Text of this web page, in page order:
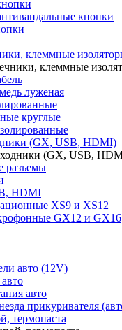
кнопки
клеммные
клеммные
луженая
круглые
(GX, USB, HDMI)
(GX, USB,
разъемы
HDMI
XS9 и XS12
GX12 и GX16
авто (12V)
авто
прикуривателя
термопаста